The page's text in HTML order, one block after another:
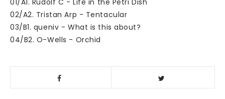
01/A1. Rudolf C - Life in the Petri Dish
02/A2. Tristan Arp - Tentacular
03/B1. queniv - What is this about?
04/B2. O-Wells - Orchid